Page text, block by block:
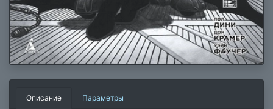
Описание Параметры